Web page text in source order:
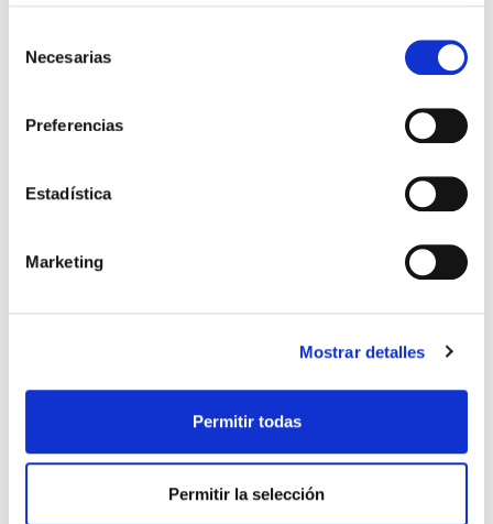
Necesarias
Preferencias
Estadística
Marketing
Mostrar detalles
Permitir todas
Permitir la selección
SALUD GINECOLÓGICA
¿Cuándo hablamos de
problemas de regla?
Se considera una menstruación normal cuando
intervalo entre cada ciclo de aproximadamente 28
días. La primera menstruación, denominada
Leer más >